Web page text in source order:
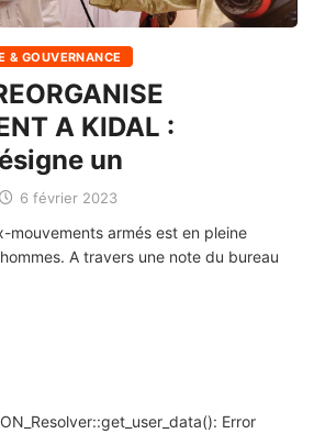
& GOUVERNANCE
A KIDAL :
un
6 février 2023
mouvements armés est en pleine
A travers une note du bureau
Error